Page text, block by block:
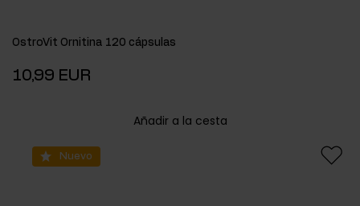
OstroVit Ornitina 120 cápsulas
10,99 EUR
Añadir a la cesta
Nuevo